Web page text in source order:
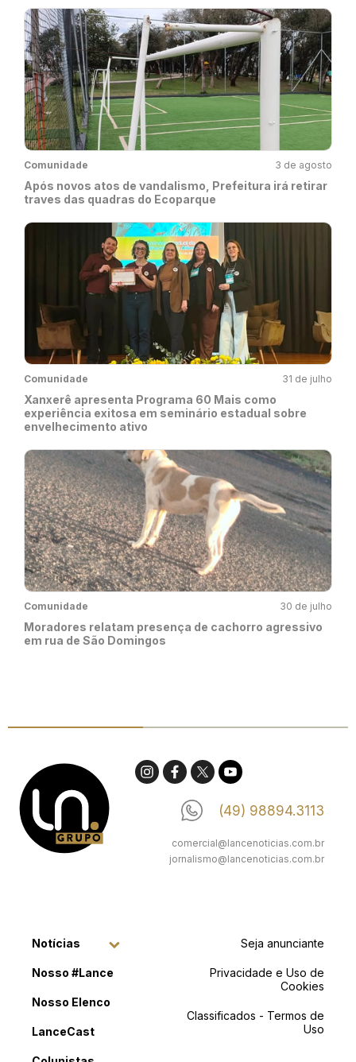
Comunidade 3 de agosto
Após novos atos de vandalismo, Prefeitura irá retirar
traves das quadras do Ecoparque
Comunidade 31 de julho
Xanxerê apresenta Programa 60 Mais como
experiência exitosa em seminário estadual sobre
envelhecimento ativo
Comunidade 30 de julho
Moradores relatam presença de cachorro agressivo
em rua de São Domingos
(49) 98894.3113
comercial@lancenoticias.com.br
jornalismo@lancenoticias.com.br
Notícias
Nosso #Lance
Nosso Elenco
LanceCast
Seja anunciante
Privacidade e Uso de
Cookies
Classificados - Termos de
Uso